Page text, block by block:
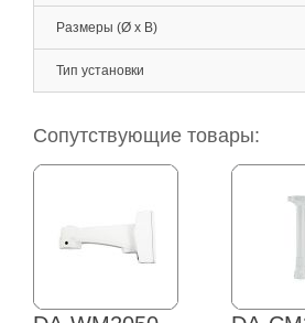
Размеры (Ø x В)
Тип установки
Сопутствующие товары: